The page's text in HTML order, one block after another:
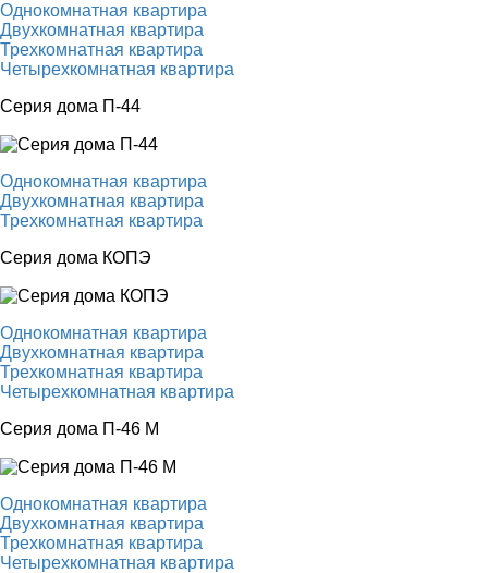
Однокомнатная квартира
Двухкомнатная квартира
Трехкомнатная квартира
Четырехкомнатная квартира
Серия дома П-44
Однокомнатная квартира
Двухкомнатная квартира
Трехкомнатная квартира
Серия дома КОПЭ
Однокомнатная квартира
Двухкомнатная квартира
Трехкомнатная квартира
Четырехкомнатная квартира
Серия дома П-46 М
Однокомнатная квартира
Двухкомнатная квартира
Трехкомнатная квартира
Четырехкомнатная квартира